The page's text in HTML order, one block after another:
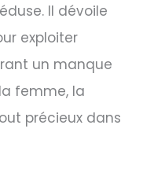
Il dévoile
exploiter
un manque
femme, la
précieux dans